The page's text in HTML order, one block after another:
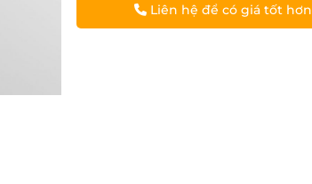
Liên hệ để có giá tốt hơn